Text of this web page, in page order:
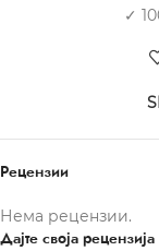
✓
Рецензии
Нема рецензии.
Дајте своја